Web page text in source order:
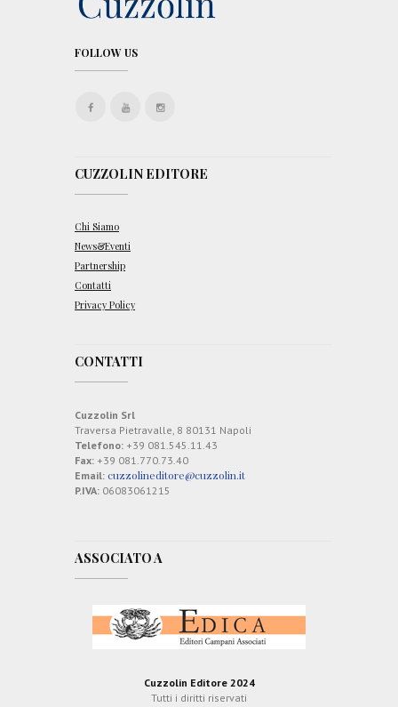
FOLLOW US
CUZZOLIN EDITORE
Chi Siamo
News&Eventi
Partnership
Contatti
Privacy Policy
CONTATTI
Cuzzolin Srl
Traversa Pietravalle, 8 80131 Napoli
Telefono: +39 081.545.11.43
Fax: +39 081.770.73.40
Email: cuzzolineditore@cuzzolin.it
P.IVA: 06083061215
ASSOCIATO A
Cuzzolin Editore 2024
Tutti i diritti riservati